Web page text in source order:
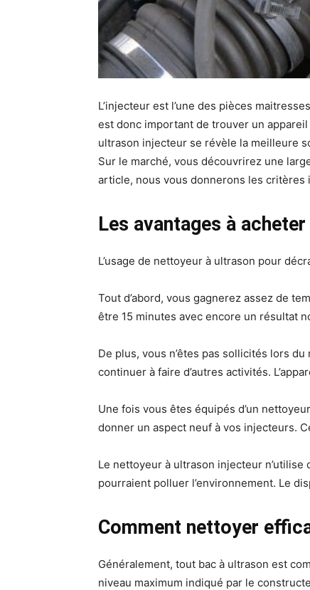
L’injecteur est l’une des pièces
est donc important de trouver un
ultrason injecteur se révèle la meilleure
Sur le marché, vous découvrirez une
article, nous vous donnerons les
Les avantages à
L’usage de nettoyeur à ultrason pour
Tout d’abord, vous gagnerez assez de
être 15 minutes avec encore un résultat
De plus, vous n’êtes pas sollicités lors
continuer à faire d’autres activités.
Une fois vous êtes équipés d’un
donner un aspect neuf à vos injecteurs.
Le nettoyeur à ultrason injecteur n’utilise
pourraient polluer l’environnement. Le
Comment nettoyer
Généralement, tout bac à ultrason est
niveau maximum indiqué par le